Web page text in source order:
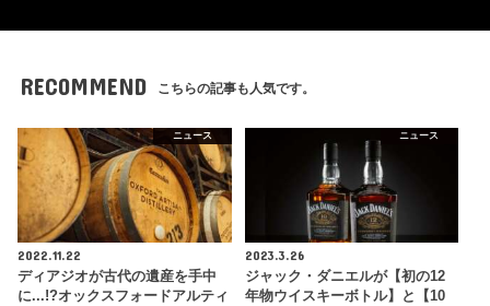
RECOMMEND こちらの記事も人気です。
ニュース
2022.11.22
ディアジオが古代の遺産を手中
に...!?オックスフォードアルティ
ニュース
2023.3.26
ジャック・ダニエルが【初の12
年物ウイスキーボトル】と【10